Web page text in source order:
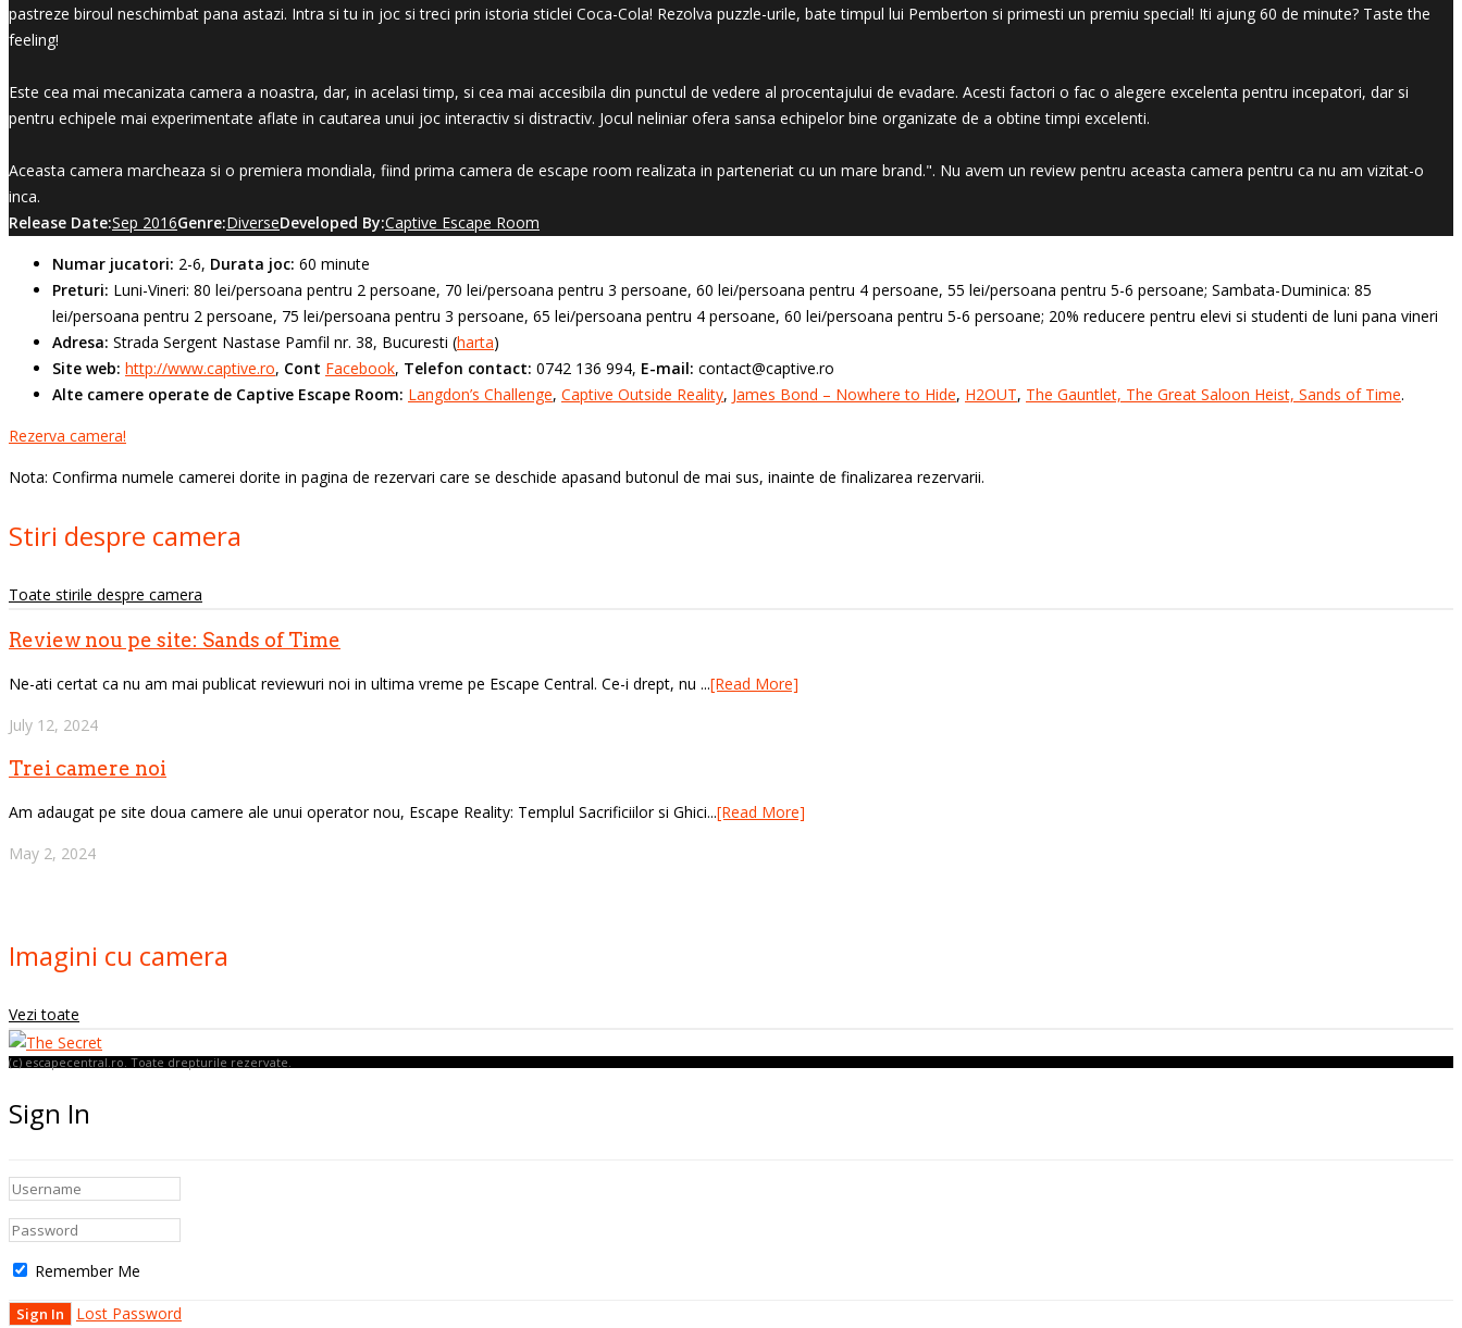
pastreze biroul neschimbat pana astazi. Intra si tu in joc si treci prin istoria sticlei Coca-Cola! Rezolva puzzle-urile, bate timpul lui Pemberton si primesti un premiu special! Iti ajung 60 de minute? Taste the
feeling!
Este cea mai mecanizata camera a noastra, dar, in acelasi timp, si cea mai accesibila din punctul de vedere al procentajului de evadare. Acesti factori o fac o alegere excelenta pentru incepatori, dar si
pentru echipele mai experimentate aflate in cautarea unui joc interactiv si distractiv. Jocul neliniar ofera sansa echipelor bine organizate de a obtine timpi excelenti.
Aceasta camera marcheaza si o premiera mondiala, fiind prima camera de escape room realizata in parteneriat cu un mare brand.". Nu avem un review pentru aceasta camera pentru ca nu am vizitat-o
inca.
Release Date:Sep 2016Genre:DiverseDeveloped By:Captive Escape Room
Numar jucatori: 2-6, Durata joc: 60 minute
Preturi: Luni-Vineri: 80 lei/persoana pentru 2 persoane, 70 lei/persoana pentru 3 persoane, 60 lei/persoana pentru 4 persoane, 55 lei/persoana pentru 5-6 persoane; Sambata-Duminica: 85
lei/persoana pentru 2 persoane, 75 lei/persoana pentru 3 persoane, 65 lei/persoana pentru 4 persoane, 60 lei/persoana pentru 5-6 persoane; 20% reducere pentru elevi si studenti de luni pana vineri
Adresa: Strada Sergent Nastase Pamfil nr. 38, Bucuresti (harta)
Site web: http://www.captive.ro, Cont Facebook, Telefon contact: 0742 136 994, E-mail: contact@captive.ro
Alte camere operate de Captive Escape Room: Langdon’s Challenge, Captive Outside Reality, James Bond – Nowhere to Hide, H2OUT, The Gauntlet, The Great Saloon Heist, Sands of Time.
Rezerva camera!
Nota: Confirma numele camerei dorite in pagina de rezervari care se deschide apasand butonul de mai sus, inainte de finalizarea rezervarii.
Stiri despre camera
Toate stirile despre camera
Review nou pe site: Sands of Time
Ne-ati certat ca nu am mai publicat reviewuri noi in ultima vreme pe Escape Central. Ce-i drept, nu ...[Read More]
July 12, 2024
Trei camere noi
Am adaugat pe site doua camere ale unui operator nou, Escape Reality: Templul Sacrificiilor si Ghici...[Read More]
May 2, 2024
Imagini cu camera
Vezi toate
(c) escapecentral.ro. Toate drepturile rezervate.
Sign In
Remember Me
Lost Password